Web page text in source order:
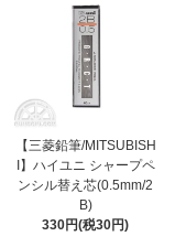
【三菱鉛筆/MITSUBISH
I】ハイユニ シャープペ
ンシル替え芯(0.5mm/2
B)
330円(税30円)